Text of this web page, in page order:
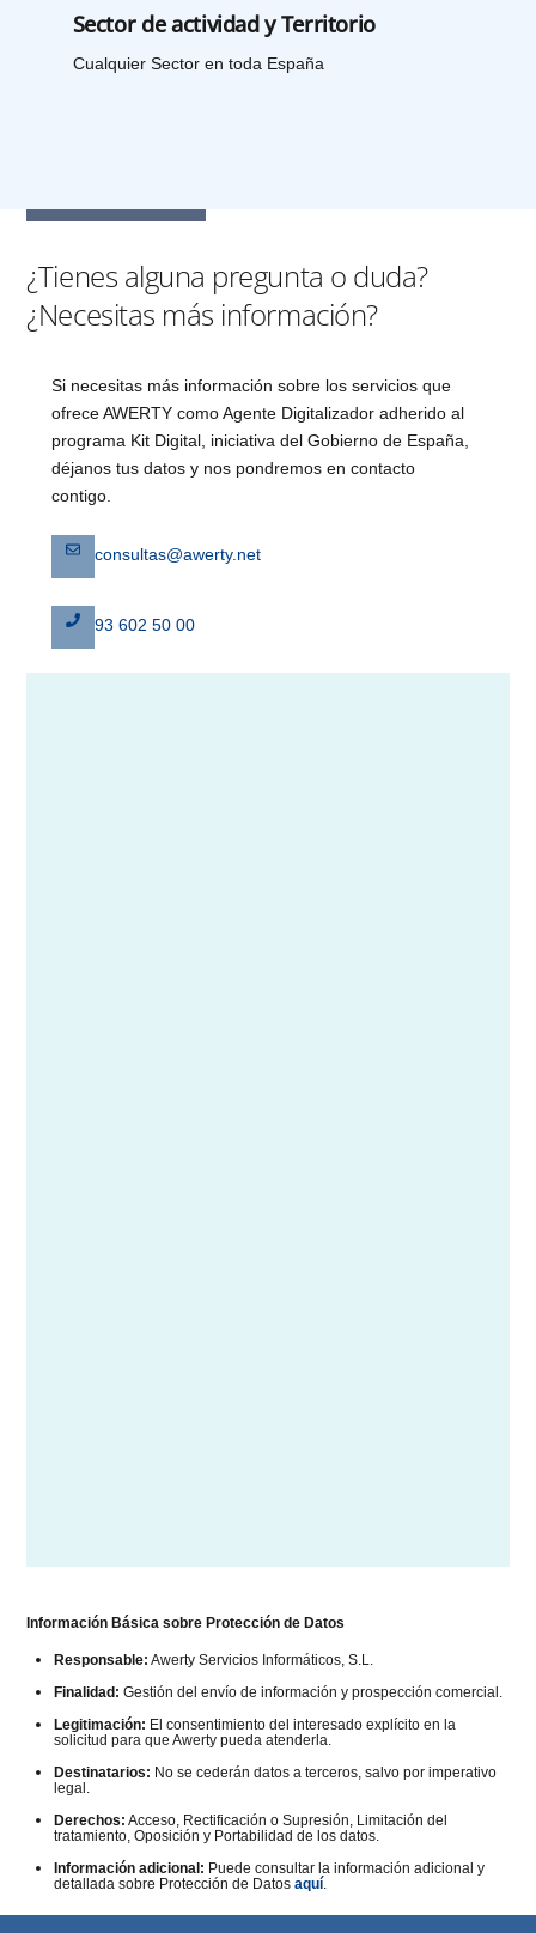
Sector de actividad y Territorio
Cualquier Sector en toda España
¿Tienes alguna pregunta o duda?
¿Necesitas más información?
Si necesitas más información sobre los servicios que
ofrece AWERTY como Agente Digitalizador adherido al
programa Kit Digital, iniciativa del Gobierno de España,
déjanos tus datos y nos pondremos en contacto
contigo.
consultas@awerty.net
93 602 50 00
Información Básica sobre Protección de Datos
Responsable: Awerty Servicios Informáticos, S.L.
Finalidad: Gestión del envío de información y prospección comercial.
Legitimación: El consentimiento del interesado explícito en la
solicitud para que Awerty pueda atenderla.
Destinatarios: No se cederán datos a terceros, salvo por imperativo
legal.
Derechos: Acceso, Rectificación o Supresión, Limitación del
tratamiento, Oposición y Portabilidad de los datos.
Información adicional: Puede consultar la información adicional y
detallada sobre Protección de Datos aquí.